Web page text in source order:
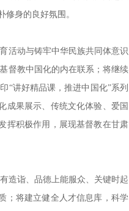
身的良好氛围。
活动与铸牢中华民族共同体意识
督教中国化的内在联系；将继续
“讲好精品课，推进中国化”系列
成果展示、传统文化体验、爱国
挥积极作用，展现基督教在甘肃
造诣、品德上能服众、关键时起
；将建立健全人才信息库，科学